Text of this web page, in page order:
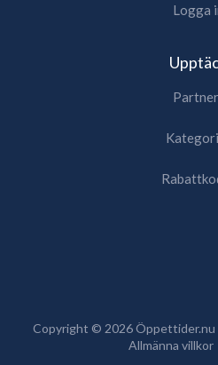
Logga
Copyright © 2026Öppettider.nu
Allmänna villkor